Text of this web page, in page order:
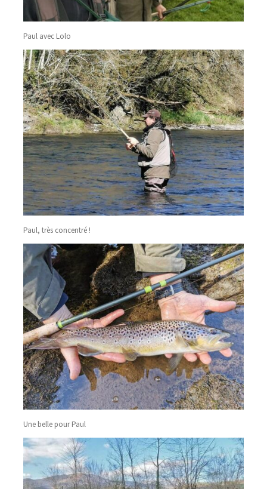
Paul avec Lolo
Paul, très concentré !
Une belle pour Paul